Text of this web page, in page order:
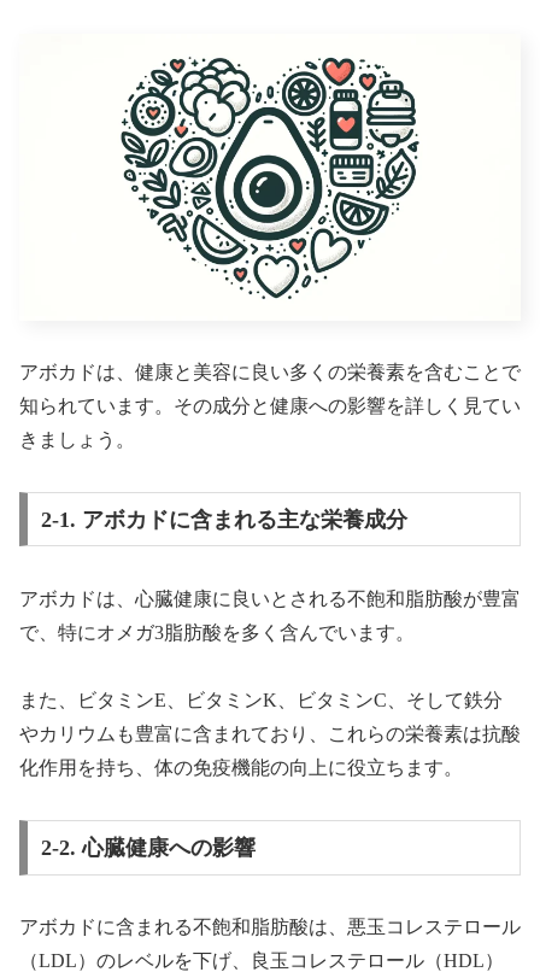
アボカドは、健康と美容に良い多くの栄養素を含むことで
知られています。その成分と健康への影響を詳しく見てい
きましょう。
2-1. アボカドに含まれる主な栄養成分
アボカドは、心臓健康に良いとされる不飽和脂肪酸が豊富
で、特にオメガ3脂肪酸を多く含んでいます。
また、ビタミンE、ビタミンK、ビタミンC、そして鉄分
やカリウムも豊富に含まれており、これらの栄養素は抗酸
化作用を持ち、体の免疫機能の向上に役立ちます。
2-2. 心臓健康への影響
アボカドに含まれる不飽和脂肪酸は、悪玉コレステロール
（LDL）のレベルを下げ、良玉コレステロール（HDL）